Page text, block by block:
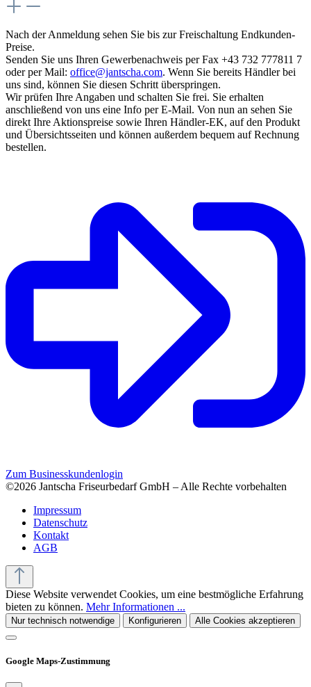
Nach der Anmeldung sehen Sie bis zur Freischaltung Endkunden-
Preise.
Senden Sie uns Ihren Gewerbenachweis per Fax +43 732 777811 7
oder per Mail: office@jantscha.com. Wenn Sie bereits Händler bei
uns sind, können Sie diesen Schritt überspringen.
Wir prüfen Ihre Angaben und schalten Sie frei. Sie erhalten
anschließend von uns eine Info per E-Mail. Von nun an sehen Sie
direkt Ihre Aktionspreise sowie Ihren Händler-EK, auf den Produkt
und Übersichtsseiten und können außerdem bequem auf Rechnung
bestellen.
Zum Businesskundenlogin
©2026 Jantscha Friseurbedarf GmbH – Alle Rechte vorbehalten
Impressum
Datenschutz
Kontakt
AGB
Diese Website verwendet Cookies, um eine bestmögliche Erfahrung
bieten zu können. Mehr Informationen ...
Nur technisch notwendige Konfigurieren Alle Cookies akzeptieren
Google Maps-Zustimmung